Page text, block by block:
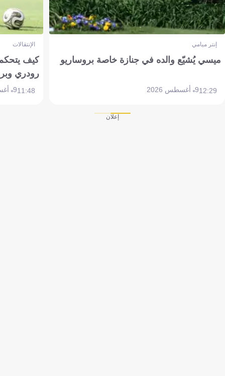
إنتر ميامي
ميسي يُشيّع والده في جنازة خاصة بروساريو
12:299 أغسطس 2026
الإنتقالات
كيف
رودري
11:489 أغسطس 2026
إعلان